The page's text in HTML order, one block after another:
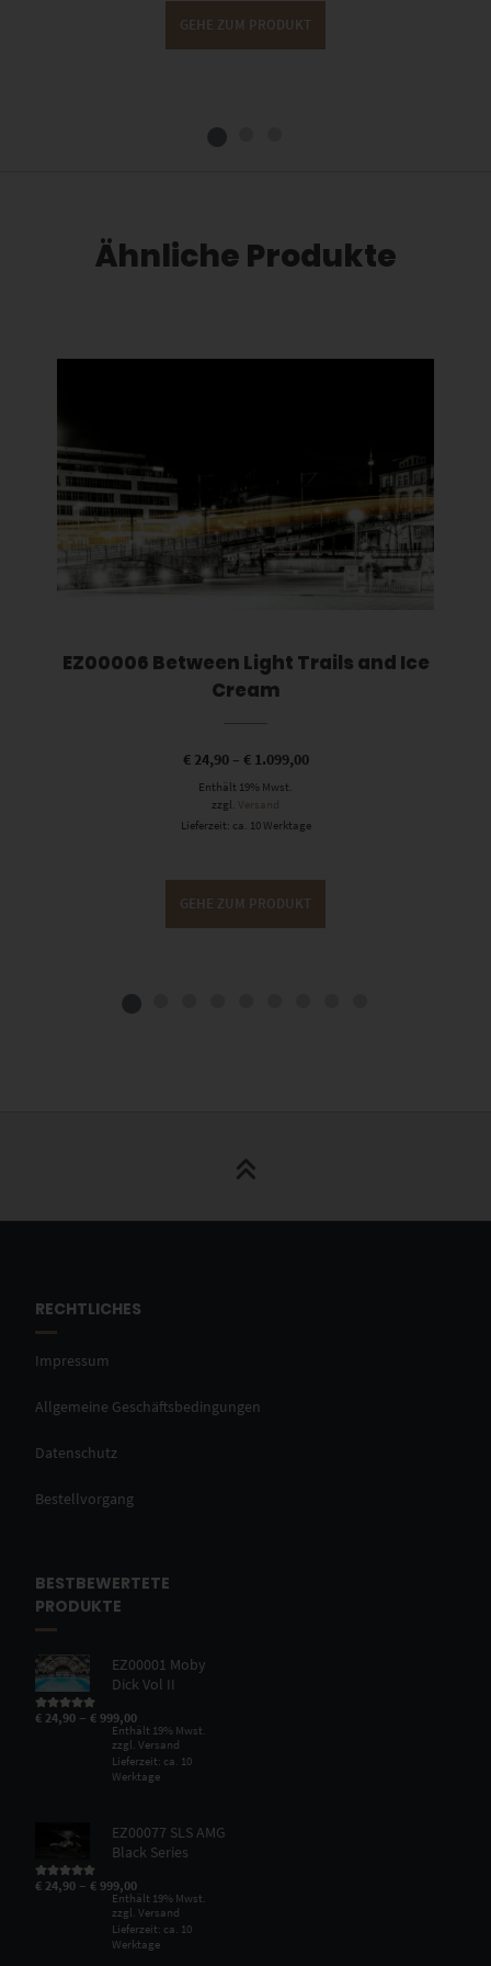
GEHE ZUM PRODUKT
Ähnliche Produkte
Dieses Produkt weist mehrere Varianten auf. Die Optionen können auf der Produktseite gewählt werden
EZ00006 Between Light Trails and Ice
Cream
€24,90– €1.099,00
Enthält 19% Mwst.
zzgl. Versand
Lieferzeit: ca. 10 Werktage
GEHE ZUM PRODUKT
RECHTLICHES
Impressum
Allgemeine Geschäftsbedingungen
Datenschutz
Bestellvorgang
BESTBEWERTETE
PRODUKTE
EZ00001 Moby
Dick Vol II
Bewertet mit
von 5
€ 24,90 –€ 999,00
Enthält 19% Mwst.
zzgl.Versand
Lieferzeit: ca. 10
Werktage
EZ00077 SLS AMG
Black Series
Bewertet mit
von 5
€ 24,90 –€ 999,00
Enthält 19% Mwst.
zzgl.Versand
Lieferzeit: ca. 10
Werktage